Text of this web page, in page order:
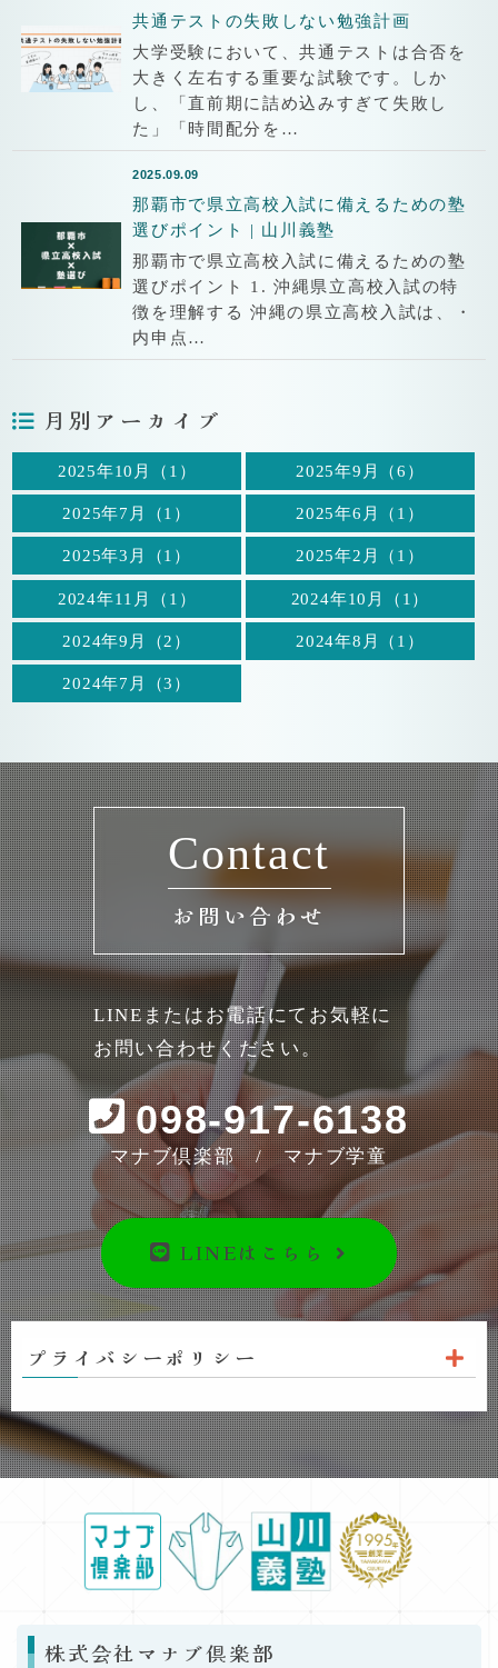
共通テストの失敗しない勉強計画
大学受験において、共通テストは合否を
大きく左右する重要な試験です。しか
し、「直前期に詰め込みすぎて失敗し
た」「時間配分を…
2025.09.09
那覇市で県立高校入試に備えるための塾
選びポイント | 山川義塾
那覇市で県立高校入試に備えるための塾
選びポイント 1. 沖縄県立高校入試の特
徴を理解する 沖縄の県立高校入試は、・
内申点…
月別アーカイブ
2025年10月（1） 2025年9月（6）
2025年7月（1） 2025年6月（1）
2025年3月（1） 2025年2月（1）
2024年11月（1） 2024年10月（1）
2024年9月（2） 2024年8月（1）
2024年7月（3）
Contact
お問い合わせ
LINEまたはお電話にてお気軽に
お問い合わせください。
098-917-6138
マナブ倶楽部 / マナブ学童
LINEはこちら
プライバシーポリシー
株式会社マナブ倶楽部